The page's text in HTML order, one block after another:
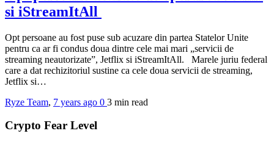
si iStreamItAll
Opt persoane au fost puse sub acuzare din partea Statelor Unite
pentru ca ar fi condus doua dintre cele mai mari „servicii de
streaming neautorizate”, Jetflix si iStreamItAll. Marele juriu federal
care a dat rechizitoriul sustine ca cele doua servicii de streaming,
Jetflix si…
Ryze Team, 7 years ago 0 3 min read
Crypto Fear Level